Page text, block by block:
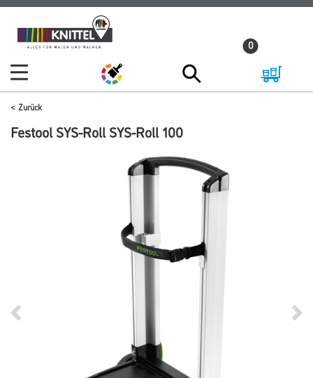
Zum
Inhalt
Zum
Navigationsmenü
0
Zurück
Festool SYS-Roll SYS-Roll 100